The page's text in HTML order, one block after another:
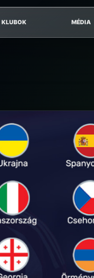
KLUBOK MÉDIA